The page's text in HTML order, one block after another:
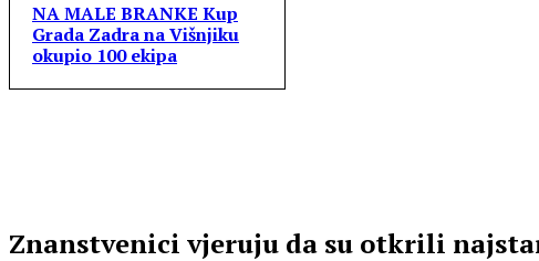
NA MALE BRANKE Kup
Grada Zadra na Višnjiku
okupio 100 ekipa
Znanstvenici vjeruju da su otkrili